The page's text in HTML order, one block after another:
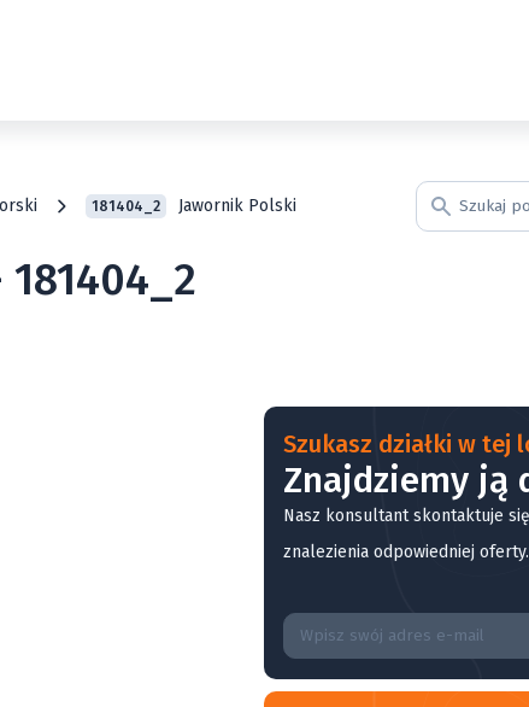
181404_2 Jawornik Polski
Szukasz działki w tej
Znajdziemy ją
Nasz konsultant skontaktuje
znalezienia odpowiedniej oferty.